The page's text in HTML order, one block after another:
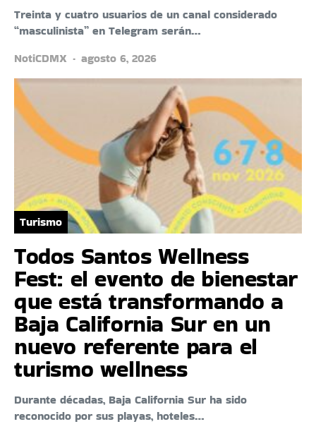
Treinta y cuatro usuarios de un canal considerado
“masculinista” en Telegram serán…
NotiCDMX
agosto 6, 2026
Turismo
Todos Santos Wellness
Fest: el evento de bienestar
que está transformando a
Baja California Sur en un
nuevo referente para el
turismo wellness
Durante décadas, Baja California Sur ha sido
reconocido por sus playas, hoteles…